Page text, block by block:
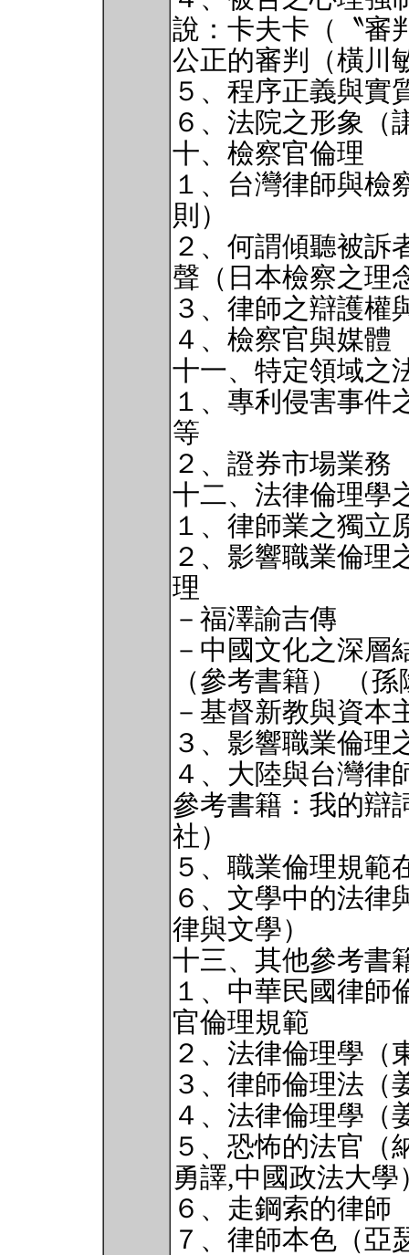
說：卡夫卡（〝審
公正的審判（橫川
５、程序正義與實
６、法院之形象（
十、檢察官倫理
１、台灣律師與檢
則）
２、何謂傾聽被訴
聲（日本檢察之理
３、律師之辯護權
４、檢察官與媒體
十一、特定領域之
１、專利侵害事
等
２、證券市場業務
十二、法律倫理學
１、律師業之獨立
２、影響職業倫理
理
－福澤諭吉傳
－中國文化之深層
（參考書籍） （
－基督新教與資本
３、影響職業倫理
４、大陸與台灣律
參考書籍：我的辯
社）
５、職業倫理規範
６、文學中的法律
律與文學）
十三、其他參考書
１、中華民國律師
官倫理規範
２、法律倫理學（
３、律師倫理法（
４、法律倫理學（
５、恐怖的法官（
勇譯,中國政法大學
６、走鋼索的律師
７、律師本色（亞